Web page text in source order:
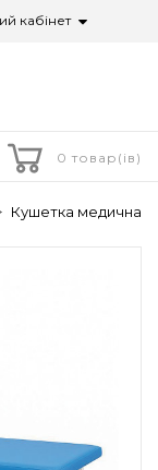
кабінет
0 товар(ів)
Кушетка медична